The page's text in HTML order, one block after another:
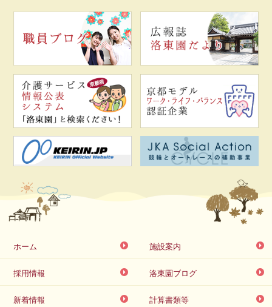
ホーム 施設案内
採用情報 洛東園ブログ
新着情報 計算書類等